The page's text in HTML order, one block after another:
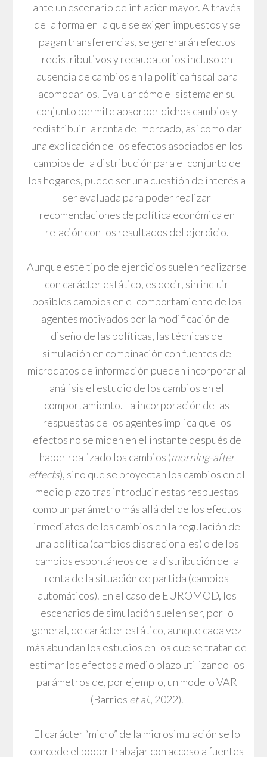
ante un escenario de inflación mayor. A través
de la forma en la que se exigen impuestos y se
pagan transferencias, se generarán efectos
redistributivos y recaudatorios incluso en
ausencia de cambios en la política fiscal para
acomodarlos. Evaluar cómo el sistema en su
conjunto permite absorber dichos cambios y
redistribuir la renta del mercado, así como dar
una explicación de los efectos asociados en los
cambios de la distribución para el conjunto de
los hogares, puede ser una cuestión de interés a
ser evaluada para poder realizar
recomendaciones de política económica en
relación con los resultados del ejercicio.
Aunque este tipo de ejercicios suelen realizarse
con carácter estático, es decir, sin incluir
posibles cambios en el comportamiento de los
agentes motivados por la modificación del
diseño de las políticas, las técnicas de
simulación en combinación con fuentes de
microdatos de información pueden incorporar al
análisis el estudio de los cambios en el
comportamiento. La incorporación de las
respuestas de los agentes implica que los
efectos no se miden en el instante después de
haber realizado los cambios (morning-after
effects), sino que se proyectan los cambios en el
medio plazo tras introducir estas respuestas
como un parámetro más allá del de los efectos
inmediatos de los cambios en la regulación de
una política (cambios discrecionales) o de los
cambios espontáneos de la distribución de la
renta de la situación de partida (cambios
automáticos). En el caso de EUROMOD, los
escenarios de simulación suelen ser, por lo
general, de carácter estático, aunque cada vez
más abundan los estudios en los que se tratan de
estimar los efectos a medio plazo utilizando los
parámetros de, por ejemplo, un modelo VAR
(Barrios et al., 2022).
El carácter “micro” de la microsimulación se lo
concede el poder trabajar con acceso a fuentes